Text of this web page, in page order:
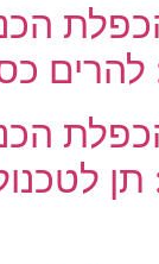
חלק 4#: תן